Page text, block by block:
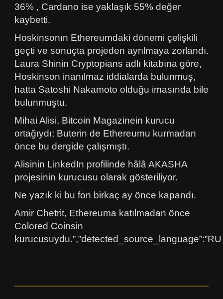
36% , Cardano ise yaklaşık 55% değer
kaybetti.
Hoskinsonın Ethereumdaki dönemi çelişkili
geçti ve sonuçta projeden ayrılmaya zorlandı.
Laura Shinin Cryptopians adlı kitabına göre,
Hoskinson inanılmaz iddialarda bulunmuş,
hatta Satoshi Nakamoto olduğu imasında bile
bulunmuştu.
Mihai Alisi, Bitcoin Magazinein kurucu
ortağıydı; Buterin de Ethereumu kurmadan
önce bu dergide çalışmıştı.
Alisinin LinkedIn profilinde hâlâ AKASHA
projesinin kurucusu olarak gösteriliyor.
Ne yazık ki bu fon birkaç ay önce kapandı.
Amir Chetrit, Ethereuma katılmadan önce
Colored Coinsin
kurucusuydu.”,”detected_source_language”:”RU